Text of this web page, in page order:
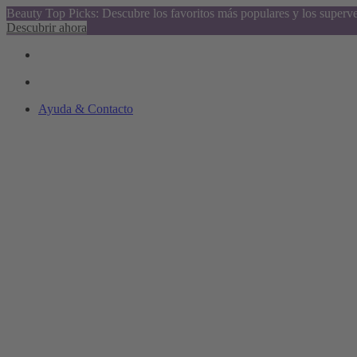
Beauty Top Picks: Descubre los favoritos más populares y los
Descubrir ahora
Ayuda & Contacto